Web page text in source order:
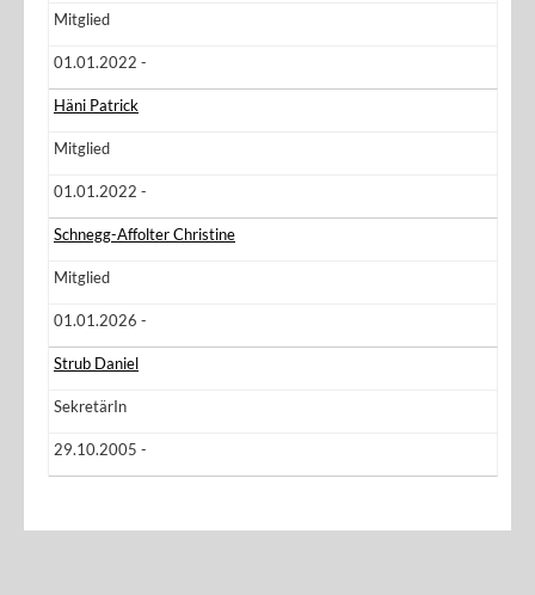
Mitglied
01.01.2022 -
Häni Patrick
Mitglied
01.01.2022 -
Schnegg-Affolter Christine
Mitglied
01.01.2026 -
Strub Daniel
SekretärIn
29.10.2005 -